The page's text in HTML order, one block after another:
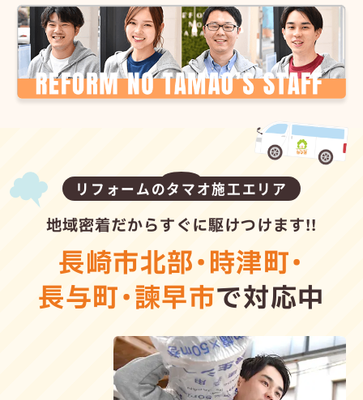
リフォームのタマオ施工エリア
地域密着だからすぐに駆けつけます!!
長崎市北部・時津町・
長与町・諫早市で対応中